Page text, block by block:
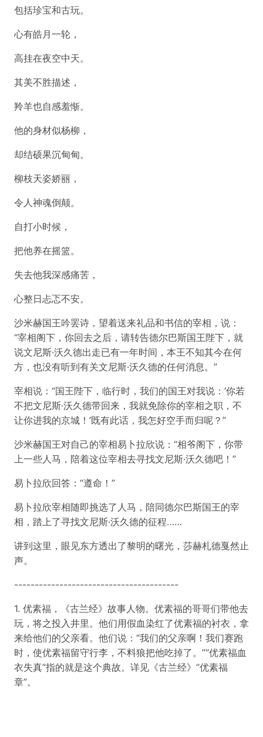
包括珍宝和古玩。
心有皓月一轮，
高挂在夜空中天。
其美不胜描述，
羚羊也自感羞惭。
他的身材似杨柳，
却结硕果沉甸甸。
柳枝天姿娇丽，
令人神魂倒颠。
自打小时候，
把他养在摇篮。
失去他我深感痛苦，
心整日忐忑不安。
沙米赫国王吟罢诗，望着送来礼品和书信的宰相，说：
“宰相阁下，你回去之后，请转告德尔巴斯国王陛下，就
说文尼斯·沃久德出走已有一年时间，本王不知其今在何
方，也没有听到有关文尼斯·沃久德的任何消息。”
宰相说：“国王陛下，临行时，我们的国王对我说：‘你若
不把文尼斯·沃久德带回来，我就免除你的宰相之职，不
让你进我的京城！’既有此话，我怎好空手而归呢？”
沙米赫国王对自己的宰相易卜拉欣说：“相爷阁下，你带
上一些人马，陪着这位宰相去寻找文尼斯·沃久德吧！”
易卜拉欣回答：“遵命！”
易卜拉欣宰相随即挑选了人马，陪同德尔巴斯国王的宰
相，踏上了寻找文尼斯·沃久德的征程……
讲到这里，眼见东方透出了黎明的曙光，莎赫札德戛然止
声。
----------------------------------------
1. 优素福，《古兰经》故事人物。优素福的哥哥们带他去
玩，将之投入井里。他们用假血染红了优素福的衬衣，拿
来给他们的父亲看。他们说：“我们的父亲啊！我们赛跑
时，使优素福留守行李，不料狼把他吃掉了。”“优素福血
衣失真”指的就是这个典故。详见《古兰经》“优素福
章”。